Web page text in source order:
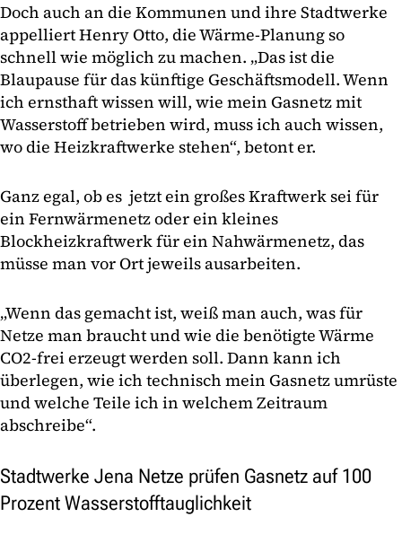
Doch auch an die Kommunen und ihre Stadtwerke
appelliert Henry Otto, die Wärme-Planung so
schnell wie möglich zu machen. „Das ist die
Blaupause für das künftige Geschäftsmodell. Wenn
ich ernsthaft wissen will, wie mein Gasnetz mit
Wasserstoff betrieben wird, muss ich auch wissen,
wo die Heizkraftwerke stehen“, betont er.
Ganz egal, ob es jetzt ein großes Kraftwerk sei für
ein Fernwärmenetz oder ein kleines
Blockheizkraftwerk für ein Nahwärmenetz, das
müsse man vor Ort jeweils ausarbeiten.
„Wenn das gemacht ist, weiß man auch, was für
Netze man braucht und wie die benötigte Wärme
CO2-frei erzeugt werden soll. Dann kann ich
überlegen, wie ich technisch mein Gasnetz umrüste
und welche Teile ich in welchem Zeitraum
abschreibe“.
Stadtwerke Jena Netze prüfen Gasnetz auf 100
Prozent Wasserstofftauglichkeit